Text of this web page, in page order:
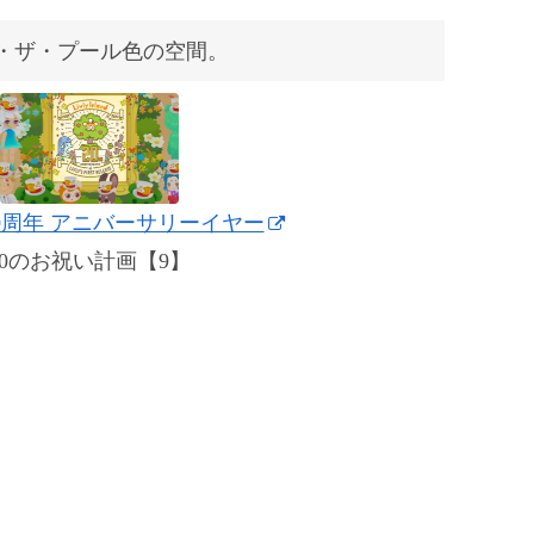
ザ・プール色の空間。
年 アニバーサリーイヤー
のお祝い計画【9】